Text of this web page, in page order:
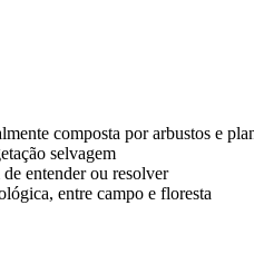
composta por arbustos e
selvagem
entender ou resolver
entre campo e floresta